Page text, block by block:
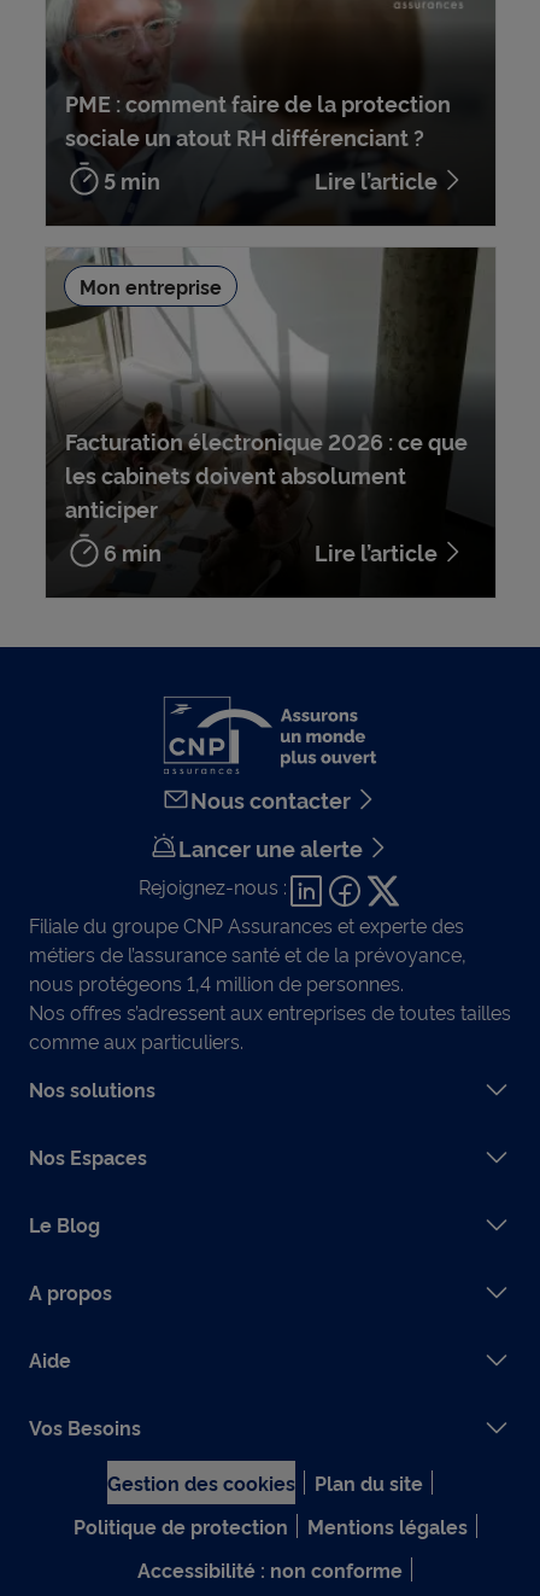
PME : comment faire de la protection
sociale un atout RH différenciant ?
5 min
Lire l’article
Facturation électronique 2026 : ce que
les cabinets doivent absolument
anticiper
6 min
Lire l’article
Mon entreprise
Nous contacter
Lancer une alerte
Rejoignez-nous :
Filiale du groupe CNP Assurances et experte des
métiers de l’assurance santé et de la prévoyance,
nous protégeons 1,4 million de personnes.
Nos offres s’adressent aux entreprises de toutes tailles
comme aux particuliers.
Nos solutions
Nos Espaces
Le Blog
A propos
Aide
Vos Besoins
Gestion des cookies
Plan du site
Politique de protection
Mentions légales
Accessibilité : non conforme